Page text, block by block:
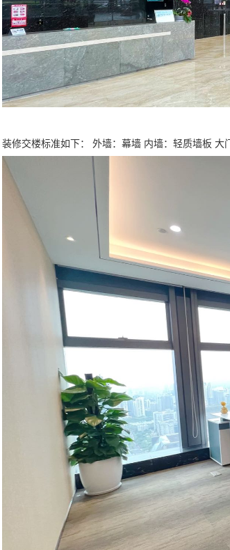
装修交楼标准如下： 外墙：幕墙 内墙：轻质墙板 大